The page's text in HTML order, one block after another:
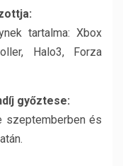
tartalma: Xbox
Halo3, Forza
győztese:
szeptemberben és